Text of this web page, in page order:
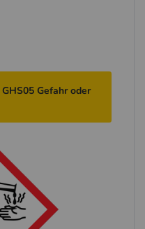
GHS05 Gefahr oder